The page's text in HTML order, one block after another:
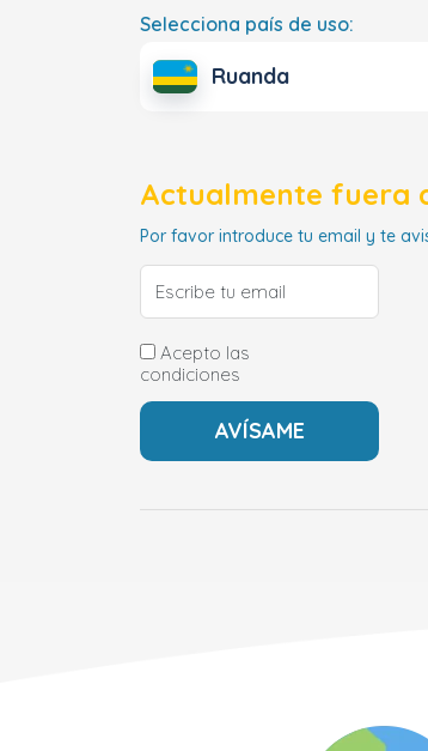
Selecciona país de uso:
Ruanda
Actualmente fuera
Por favor introduce tu email y te
Acepto las
condiciones